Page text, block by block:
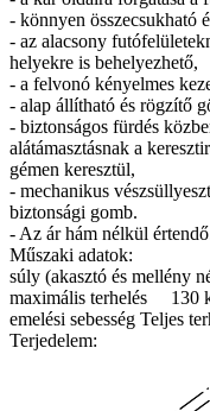
- könnyen összecsukható
- az alacsony
helyekre is behelyezhető,
- a felvonó kényelmes
- alap állítható és rögzítő
- biztonságos fürdés
alátámasztásnak a
gémen keresztül,
- mechanikus
biztonsági gomb.
- Az ár hám nélkül
Műszaki adatok:
súly (akasztó és mellény
maximális terhelés 130
emelési sebesség Teljes
Terjedelem: